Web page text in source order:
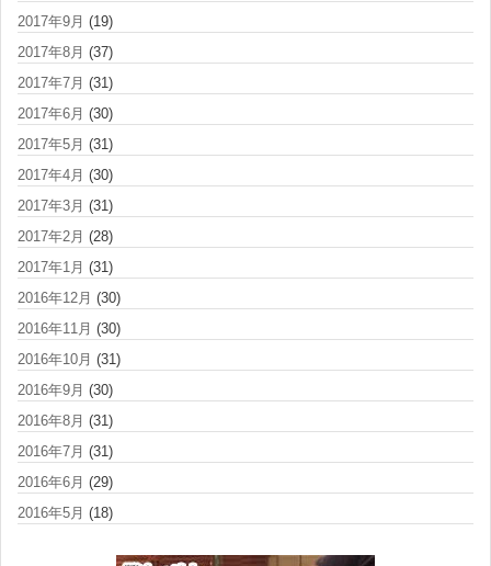
2017年9月 (19)
2017年8月 (37)
2017年7月 (31)
2017年6月 (30)
2017年5月 (31)
2017年4月 (30)
2017年3月 (31)
2017年2月 (28)
2017年1月 (31)
2016年12月 (30)
2016年11月 (30)
2016年10月 (31)
2016年9月 (30)
2016年8月 (31)
2016年7月 (31)
2016年6月 (29)
2016年5月 (18)